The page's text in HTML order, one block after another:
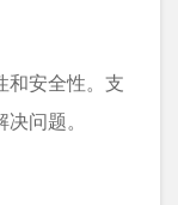
和安全性。支
问题。